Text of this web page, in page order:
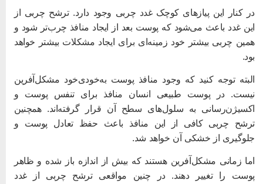
کنار این پیازهای کوچک غدد چربی وجود دارد. ترشح چربی از
غدد باعث می‌شود که پوست بعد از ایجاد منافذ چرب‌تر شود و
چربی بیشتر خود زمینه‌ای برای ایجاد مشکلات بیشتر خواهد
توجه کنید که وجود منافذ پوست به‌خودی‌خود مشکل‌آفرین
در پوست طبیعی انسان منافذ برای تنفس پوست و
به سلول‌های سطح آن قرار گرفته‌اند. همچنین
چربی کافی از این منافذ باعث حفظ تعادل پوست و
از خشکی آن خواهد شد.
زمانی مشکل‌آفرین هستند که بیش‌ از اندازه باز شده و ظاهر
را تغییر دهند. در چنین مواقعی ترشح چربی از غدد